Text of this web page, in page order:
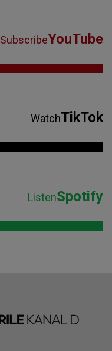
SubscribeYouTube
WatchTikTok
ListenSpotify